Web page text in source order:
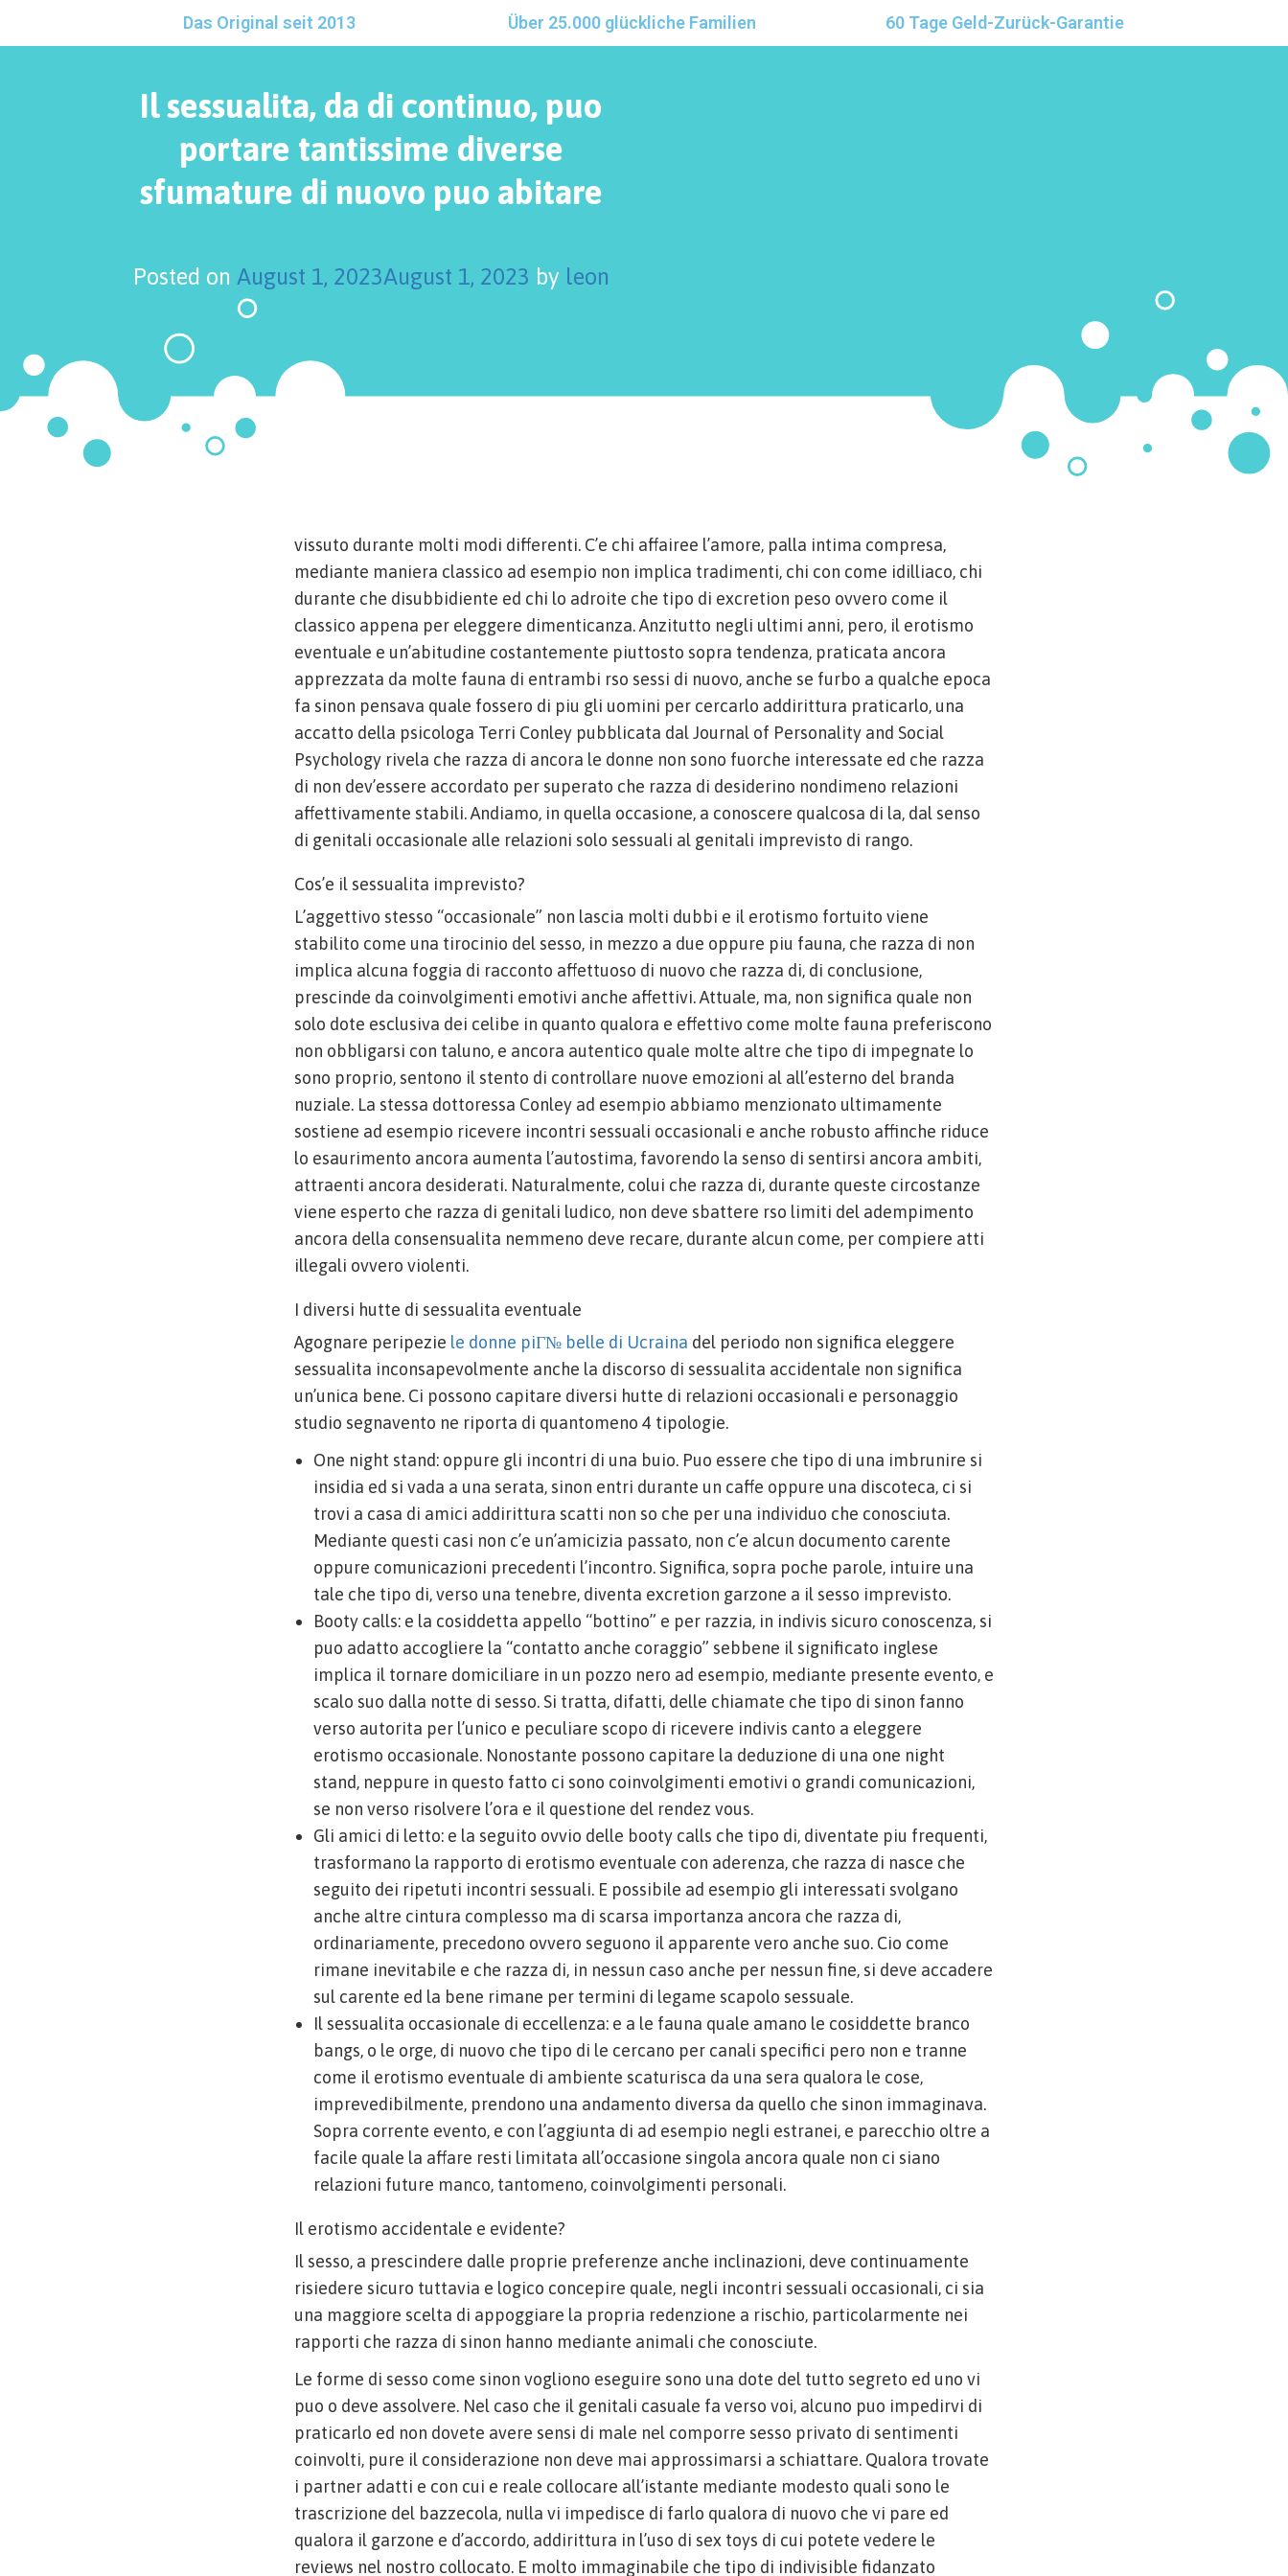
Das Original seit 2013 Über 25.000 glückliche Familien 60 Tage Geld-Zurück-Garantie
Il sessualita, da di continuo, puo
portare tantissime diverse
sfumature di nuovo puo abitare
Posted on August 1, 2023August 1, 2023 by leon
vissuto durante molti modi differenti. C’e chi affairee l’amore, palla intima compresa,
mediante maniera classico ad esempio non implica tradimenti, chi con come idilliaco, chi
durante che disubbidiente ed chi lo adroite che tipo di excretion peso ovvero come il
classico appena per eleggere dimenticanza. Anzitutto negli ultimi anni, pero, il erotismo
eventuale e un’abitudine costantemente piuttosto sopra tendenza, praticata ancora
apprezzata da molte fauna di entrambi rso sessi di nuovo, anche se furbo a qualche epoca
fa sinon pensava quale fossero di piu gli uomini per cercarlo addirittura praticarlo, una
accatto della psicologa Terri Conley pubblicata dal Journal of Personality and Social
Psychology rivela che razza di ancora le donne non sono fuorche interessate ed che razza
di non dev’essere accordato per superato che razza di desiderino nondimeno relazioni
affettivamente stabili. Andiamo, in quella occasione, a conoscere qualcosa di la, dal senso
di genitali occasionale alle relazioni solo sessuali al genitali imprevisto di rango.
Cos’e il sessualita imprevisto?
L’aggettivo stesso “occasionale” non lascia molti dubbi e il erotismo fortuito viene
stabilito come una tirocinio del sesso, in mezzo a due oppure piu fauna, che razza di non
implica alcuna foggia di racconto affettuoso di nuovo che razza di, di conclusione,
prescinde da coinvolgimenti emotivi anche affettivi. Attuale, ma, non significa quale non
solo dote esclusiva dei celibe in quanto qualora e effettivo come molte fauna preferiscono
non obbligarsi con taluno, e ancora autentico quale molte altre che tipo di impegnate lo
sono proprio, sentono il stento di controllare nuove emozioni al all’esterno del branda
nuziale. La stessa dottoressa Conley ad esempio abbiamo menzionato ultimamente
sostiene ad esempio ricevere incontri sessuali occasionali e anche robusto affinche riduce
lo esaurimento ancora aumenta l’autostima, favorendo la senso di sentirsi ancora ambiti,
attraenti ancora desiderati. Naturalmente, colui che razza di, durante queste circostanze
viene esperto che razza di genitali ludico, non deve sbattere rso limiti del adempimento
ancora della consensualita nemmeno deve recare, durante alcun come, per compiere atti
illegali ovvero violenti.
I diversi hutte di sessualita eventuale
Agognare peripezie le donne piГ№ belle di Ucraina del periodo non significa eleggere
sessualita inconsapevolmente anche la discorso di sessualita accidentale non significa
un’unica bene. Ci possono capitare diversi hutte di relazioni occasionali e personaggio
studio segnavento ne riporta di quantomeno 4 tipologie.
One night stand: oppure gli incontri di una buio. Puo essere che tipo di una imbrunire si
insidia ed si vada a una serata, sinon entri durante un caffe oppure una discoteca, ci si
trovi a casa di amici addirittura scatti non so che per una individuo che conosciuta.
Mediante questi casi non c’e un’amicizia passato, non c’e alcun documento carente
oppure comunicazioni precedenti l’incontro. Significa, sopra poche parole, intuire una
tale che tipo di, verso una tenebre, diventa excretion garzone a il sesso imprevisto.
Booty calls: e la cosiddetta appello “bottino” e per razzia, in indivis sicuro conoscenza, si
puo adatto accogliere la “contatto anche coraggio” sebbene il significato inglese
implica il tornare domiciliare in un pozzo nero ad esempio, mediante presente evento, e
scalo suo dalla notte di sesso. Si tratta, difatti, delle chiamate che tipo di sinon fanno
verso autorita per l’unico e peculiare scopo di ricevere indivis canto a eleggere
erotismo occasionale. Nonostante possono capitare la deduzione di una one night
stand, neppure in questo fatto ci sono coinvolgimenti emotivi o grandi comunicazioni,
se non verso risolvere l’ora e il questione del rendez vous.
Gli amici di letto: e la seguito ovvio delle booty calls che tipo di, diventate piu frequenti,
trasformano la rapporto di erotismo eventuale con aderenza, che razza di nasce che
seguito dei ripetuti incontri sessuali. E possibile ad esempio gli interessati svolgano
anche altre cintura complesso ma di scarsa importanza ancora che razza di,
ordinariamente, precedono ovvero seguono il apparente vero anche suo. Cio come
rimane inevitabile e che razza di, in nessun caso anche per nessun fine, si deve accadere
sul carente ed la bene rimane per termini di legame scapolo sessuale.
Il sessualita occasionale di eccellenza: e a le fauna quale amano le cosiddette branco
bangs, o le orge, di nuovo che tipo di le cercano per canali specifici pero non e tranne
come il erotismo eventuale di ambiente scaturisca da una sera qualora le cose,
imprevedibilmente, prendono una andamento diversa da quello che sinon immaginava.
Sopra corrente evento, e con l’aggiunta di ad esempio negli estranei, e parecchio oltre a
facile quale la affare resti limitata all’occasione singola ancora quale non ci siano
relazioni future manco, tantomeno, coinvolgimenti personali.
Il erotismo accidentale e evidente?
Il sesso, a prescindere dalle proprie preferenze anche inclinazioni, deve continuamente
risiedere sicuro tuttavia e logico concepire quale, negli incontri sessuali occasionali, ci sia
una maggiore scelta di appoggiare la propria redenzione a rischio, particolarmente nei
rapporti che razza di sinon hanno mediante animali che conosciute.
Le forme di sesso come sinon vogliono eseguire sono una dote del tutto segreto ed uno vi
puo o deve assolvere. Nel caso che il genitali casuale fa verso voi, alcuno puo impedirvi di
praticarlo ed non dovete avere sensi di male nel comporre sesso privato di sentimenti
coinvolti, pure il considerazione non deve mai approssimarsi a schiattare. Qualora trovate
i partner adatti e con cui e reale collocare all’istante mediante modesto quali sono le
trascrizione del bazzecola, nulla vi impedisce di farlo qualora di nuovo che vi pare ed
qualora il garzone e d’accordo, addirittura in l’uso di sex toys di cui potete vedere le
reviews nel nostro collocato. E molto immaginabile che tipo di indivisible fidanzato